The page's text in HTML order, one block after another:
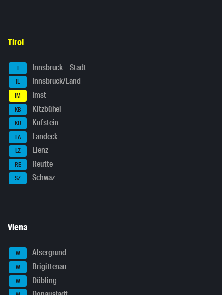
Tirol
I Innsbruck – Stadt
IL Innsbruck/Land
IM Imst
KB Kitzbühel
KU Kufstein
LA Landeck
LZ Lienz
RE Reutte
SZ Schwaz
Viena
W Alsergrund
W Brigittenau
W Döbling